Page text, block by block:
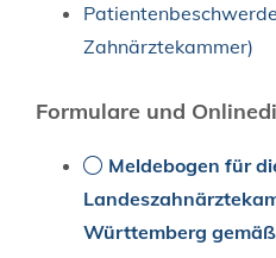
Zahnärztekammer)
Formulare und
Meldebogen für
Württemberg